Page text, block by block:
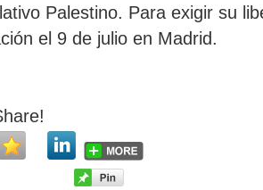
Palestino. Para exigir su
el 9 de julio en Madrid.